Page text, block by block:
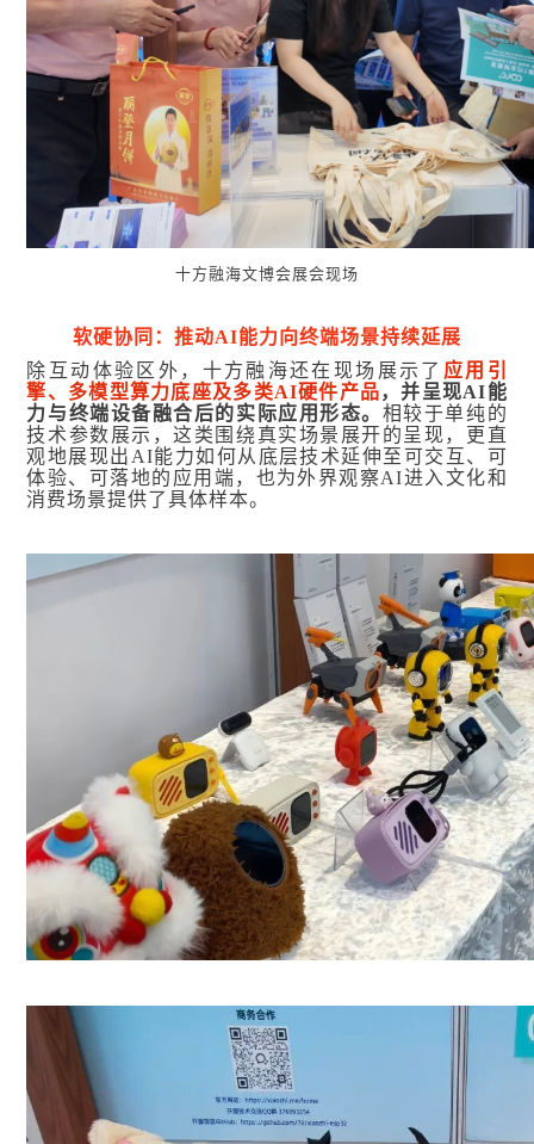
十方融海文博会展会现场
软硬协同：推动AI能力向终端场景持续延展
除互动体验区外，十方融海还在现场展示了 应用引
擎、多模型算力底座及多类AI硬件产品，并呈现AI能
力与终端设备融合后的实际应用形态。 相较于单纯的
技术参数展示，这类围绕真实场景展开的呈现，更直
观地展现出AI能力如何从底层技术延伸至可交互、可
体验、可落地的应用端，也为外界观察AI进入文化和
消费场景提供了具体样本。